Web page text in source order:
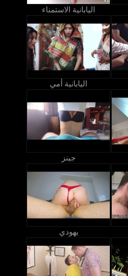
اليابانية الاستمناء
اليابانية أمي
جينز
يهودي